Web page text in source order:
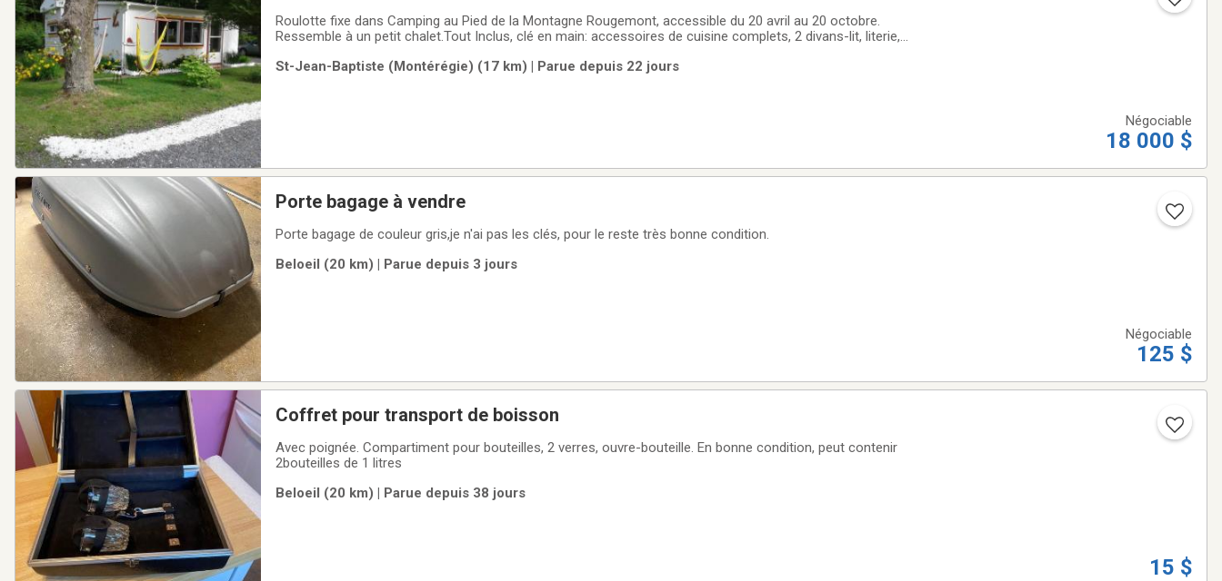
Roulotte fixe dans Camping au Pied de la Montagne Rougemont, accessible du 20 avril au 20 octobre.
Ressemble à un petit chalet.Tout Inclus, clé en main: accessoires de cuisine complets, 2 divans-lit, literie,
objets utiles. Patio 12' X 12'.
St-Jean-Baptiste (Montérégie) (17 km) | Parue depuis 22 jours
Négociable
18 000 $
Porte bagage à vendre
Porte bagage de couleur gris,je n'ai pas les clés, pour le reste très bonne condition.
Beloeil (20 km) | Parue depuis 3 jours
Négociable
125 $
Coffret pour transport de boisson
Avec poignée. Compartiment pour bouteilles, 2 verres, ouvre-bouteille. En bonne condition, peut contenir
2bouteilles de 1 litres
Beloeil (20 km) | Parue depuis 38 jours
15 $